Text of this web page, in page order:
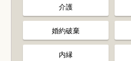
介護
婚約破棄
内縁